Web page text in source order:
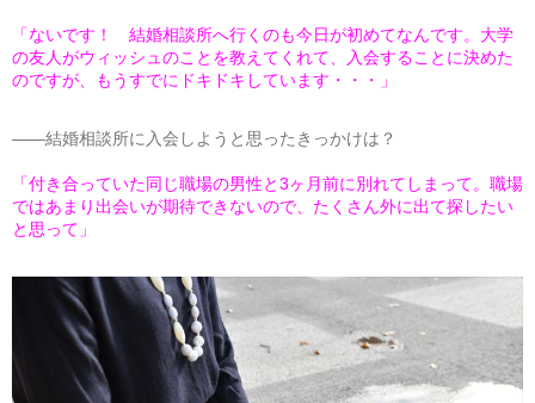
「ないです！ 結婚相談所へ行くのも今日が初めてなんです。大学
の友人がウィッシュのことを教えてくれて、入会することに決めた
のですが、もうすでにドキドキしています・・・」
――結婚相談所に入会しようと思ったきっかけは？
「付き合っていた同じ職場の男性と3ヶ月前に別れてしまって。職場
ではあまり出会いが期待できないので、たくさん外に出て探したい
と思って」